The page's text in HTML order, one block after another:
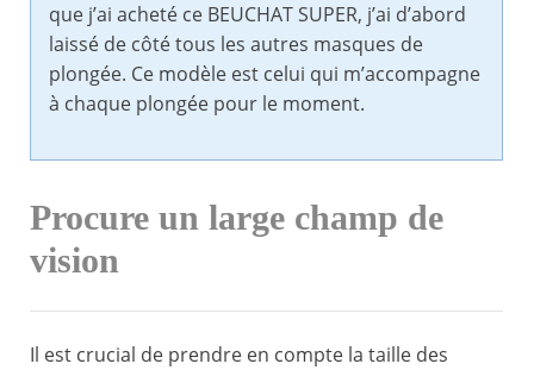
que j’ai acheté ce BEUCHAT SUPER, j’ai d’abord
laissé de côté tous les autres masques de
plongée. Ce modèle est celui qui m’accompagne
à chaque plongée pour le moment.
Procure un large champ de
vision
Il est crucial de prendre en compte la taille des